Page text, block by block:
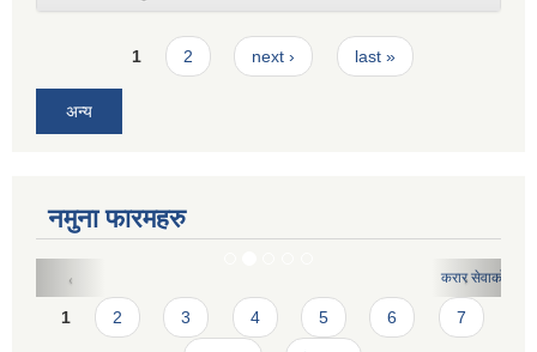
Pages1 2 next › last »
अन्य
नमुना फारमहरु
करार सेवाको लागि दरखास्त फारमः
Pages
1 2 3 4 5 6 7